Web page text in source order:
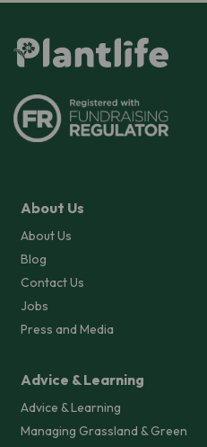
About Us
About Us
Blog
Contact Us
Jobs
Press and Media
Advice & Learning
Advice & Learning
Managing Grassland & Green